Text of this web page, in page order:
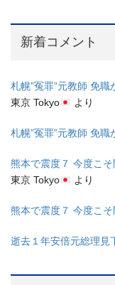
新着コメント
札幌”冤罪”元教師 免
東京 Tokyo
より
札幌”冤罪”元教師 免
熊本で震度７ 今度こ
東京 Tokyo
より
熊本で震度７ 今度こ
逝去１年安倍元総理見